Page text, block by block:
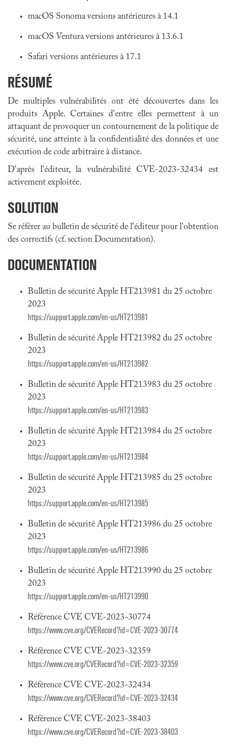
macOS Sonoma versions antérieures à 14.1
macOS Ventura versions antérieures à 13.6.1
Safari versions antérieures à 17.1
RÉSUMÉ
De multiples vulnérabilités ont été découvertes dans les
produits Apple. Certaines d'entre elles permettent à un
attaquant de provoquer un contournement de la politique de
sécurité, une atteinte à la confidentialité des données et une
exécution de code arbitraire à distance.
D'après l'éditeur, la vulnérabilité CVE-2023-32434 est
activement exploitée.
SOLUTION
Se référer au bulletin de sécurité de l'éditeur pour l'obtention
des correctifs (cf. section Documentation).
DOCUMENTATION
Bulletin de sécurité Apple HT213981 du 25 octobre
2023
https://support.apple.com/en-us/HT213981
Bulletin de sécurité Apple HT213982 du 25 octobre
2023
https://support.apple.com/en-us/HT213982
Bulletin de sécurité Apple HT213983 du 25 octobre
2023
https://support.apple.com/en-us/HT213983
Bulletin de sécurité Apple HT213984 du 25 octobre
2023
https://support.apple.com/en-us/HT213984
Bulletin de sécurité Apple HT213985 du 25 octobre
2023
https://support.apple.com/en-us/HT213985
Bulletin de sécurité Apple HT213986 du 25 octobre
2023
https://support.apple.com/en-us/HT213986
Bulletin de sécurité Apple HT213990 du 25 octobre
2023
https://support.apple.com/en-us/HT213990
Référence CVE CVE-2023-30774
https://www.cve.org/CVERecord?id=CVE-2023-30774
Référence CVE CVE-2023-32359
https://www.cve.org/CVERecord?id=CVE-2023-32359
Référence CVE CVE-2023-32434
https://www.cve.org/CVERecord?id=CVE-2023-32434
Référence CVE CVE-2023-38403
https://www.cve.org/CVERecord?id=CVE-2023-38403